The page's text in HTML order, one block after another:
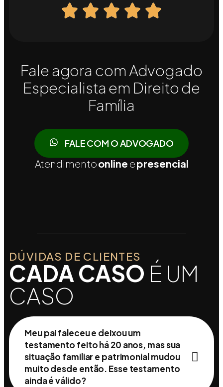
Fale agora com Advogado
Especialista em Direito de
Família
FALE COM O ADVOGADO
Atendimentoonline epresencial
DÚVIDAS DE CLIENTES
CADA CASO É UM
CASO
Meu pai faleceu e deixou um
testamento feito há 20 anos, mas sua
situação familiar e patrimonial mudou
muito desde então. Esse testamento
ainda é válido?